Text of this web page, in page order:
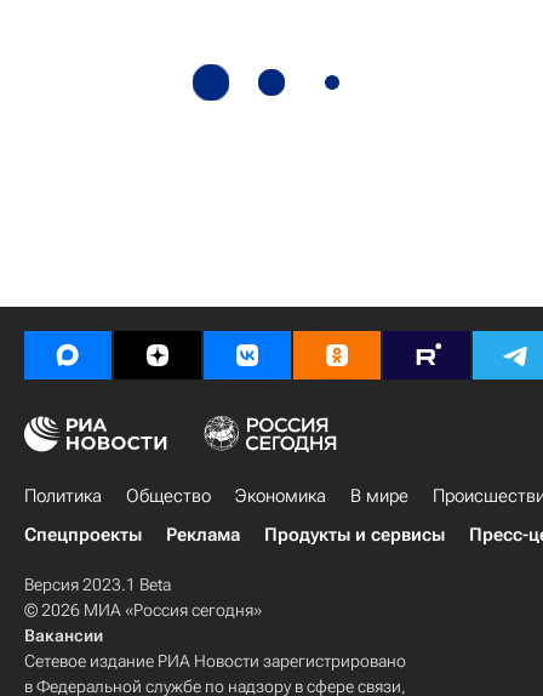
Политика Общество Экономика В мире
Спецпроекты
Реклама Продукты и сервисы Пресс-
Версия 2023.1 Beta
© 2026 МИА «Россия сегодня»
Вакансии
Сетевое издание РИА Новости зарегистрировано
в Федеральной службе по надзору в сфере связи,